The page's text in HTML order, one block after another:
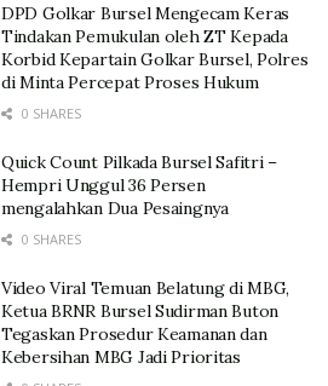
DPD Golkar Bursel Mengecam Keras
Tindakan Pemukulan oleh ZT Kepada
Korbid Kepartain Golkar Bursel, Polres
di Minta Percepat Proses Hukum
0 SHARES
Quick Count Pilkada Bursel Safitri –
Hempri Unggul 36 Persen
mengalahkan Dua Pesaingnya
0 SHARES
Video Viral Temuan Belatung di MBG,
Ketua BRNR Bursel Sudirman Buton
Tegaskan Prosedur Keamanan dan
Kebersihan MBG Jadi Prioritas